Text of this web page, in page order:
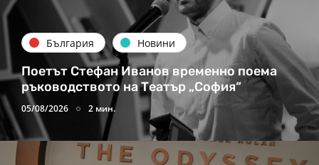
България Новини
Поетът Стефан Иванов временно поема
ръководството на Театър „София“
05/08/2026 2 мин.